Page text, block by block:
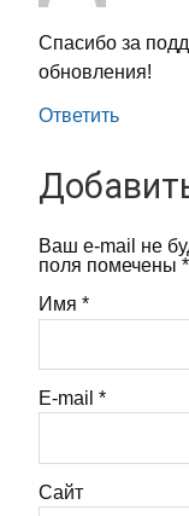
Спасибо за
обновления!
Ответить
Ваш e-mail не
поля помечены *
Имя *
E-mail *
Сайт